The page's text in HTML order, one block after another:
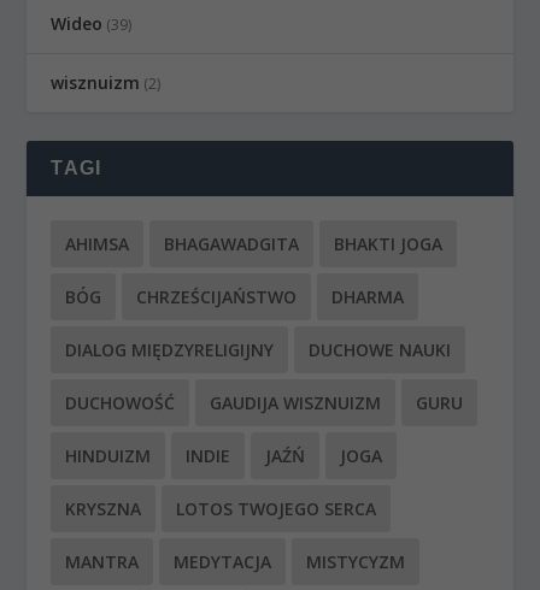
Wideo (39)
wisznuizm (2)
TAGI
AHIMSA BHAGAWADGITA BHAKTI JOGA
BÓG CHRZEŚCIJAŃSTWO DHARMA
DIALOG MIĘDZYRELIGIJNY DUCHOWE NAUKI
DUCHOWOŚĆ GAUDIJA WISZNUIZM GURU
HINDUIZM INDIE JAŹŃ JOGA
KRYSZNA LOTOS TWOJEGO SERCA
MANTRA MEDYTACJA MISTYCYZM